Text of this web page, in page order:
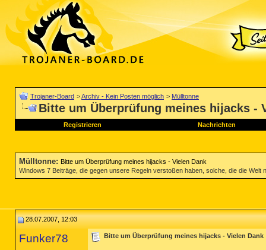
Trojaner-Board >Archiv - Kein Posten möglich > Mülltonne
Bitte um Überprüfung meines hijacks -
Registrieren Nachrichten
Mülltonne: Bitte um Überprüfung meines hijacks - Vielen Dank
Windows 7 Beiträge, die gegen unsere Regeln verstoßen haben, solche, die die
28.07.2007, 12:03
Funker78 Bitte um Überprüfung meines hijacks - Vielen Dank